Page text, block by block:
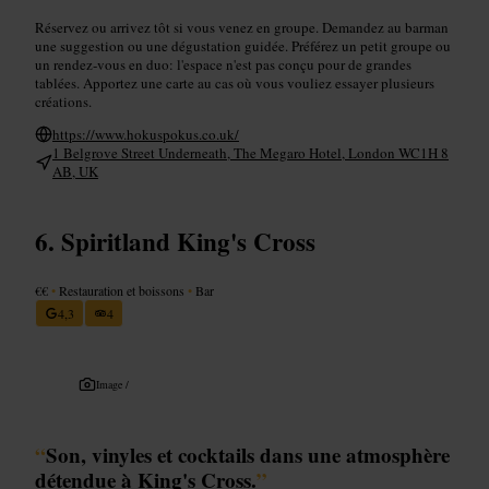
Réservez ou arrivez tôt si vous venez en groupe. Demandez au barman
une suggestion ou une dégustation guidée. Préférez un petit groupe ou
un rendez‑vous en duo: l'espace n'est pas conçu pour de grandes
tablées. Apportez une carte au cas où vous vouliez essayer plusieurs
créations.
https://www.hokuspokus.co.uk/
1 Belgrove Street Underneath, The Megaro Hotel, London WC1H 8
AB, UK
Spiritland King's Cross
€€ • Restauration et boissons • Bar
4,3
4
Image /
“Son, vinyles et cocktails dans une atmosphère
détendue à King's Cross.”